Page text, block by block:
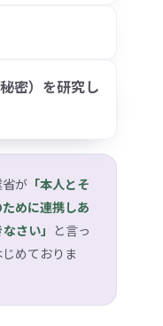
密）を研究し
が 「本人とそ
めに連携しあ
さい」 と言っ
めておりま